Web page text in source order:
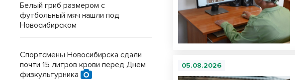
05.08.2026
Белый гриб размером с
футбольный мяч нашли под
Новосибирском
Спортсмены Новосибирска сдали
почти 15 литров крови перед Днем
физкультурника